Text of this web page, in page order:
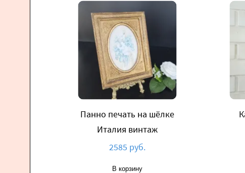
Панно печать на шёлке
Италия винтаж
2585 руб.
В корзину